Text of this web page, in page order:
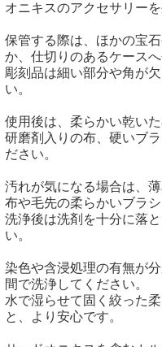
オニキスのアクセサリー
保管する際は、ほかの宝
か、仕切りのあるケース
彫刻品は細い部分や角が
い。
使用後は、柔らかい乾い
研磨剤入りの布、硬いブ
ださい。
汚れが気になる場合は、
布や毛先の柔らかいブラ
洗浄後は洗剤を十分に落
い。
染色や含浸処理の有無が
間で洗浄してください。
水で湿らせて固く絞った
と、より安心です。